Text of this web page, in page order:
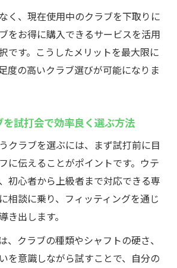
ブ試打体験をウテミルで満喫す
打会で複数クラブを打ち比べる
クラブ選びをサポートする秘訣
ブ試打会でスイング分析を体験
ングで自分に合うクラブを見極
イスで理想のクラブ選びを実現
活用したスイング診断のポイン
く、現在使用中のクラブを下取りに
をお得に購入できるサービスを活用
です。こうしたメリットを最大限に
度の高いクラブ選びが可能になりま
試打会で効率良く選ぶ方法
クラブを選ぶには、まず試打前に目
に伝えることがポイントです。ウテ
初心者から上級者まで対応できる専
相談に乗り、フィッティングを通じ
き出します。
、クラブの種類やシャフトの硬さ、
を意識しながら試すことで、自分の